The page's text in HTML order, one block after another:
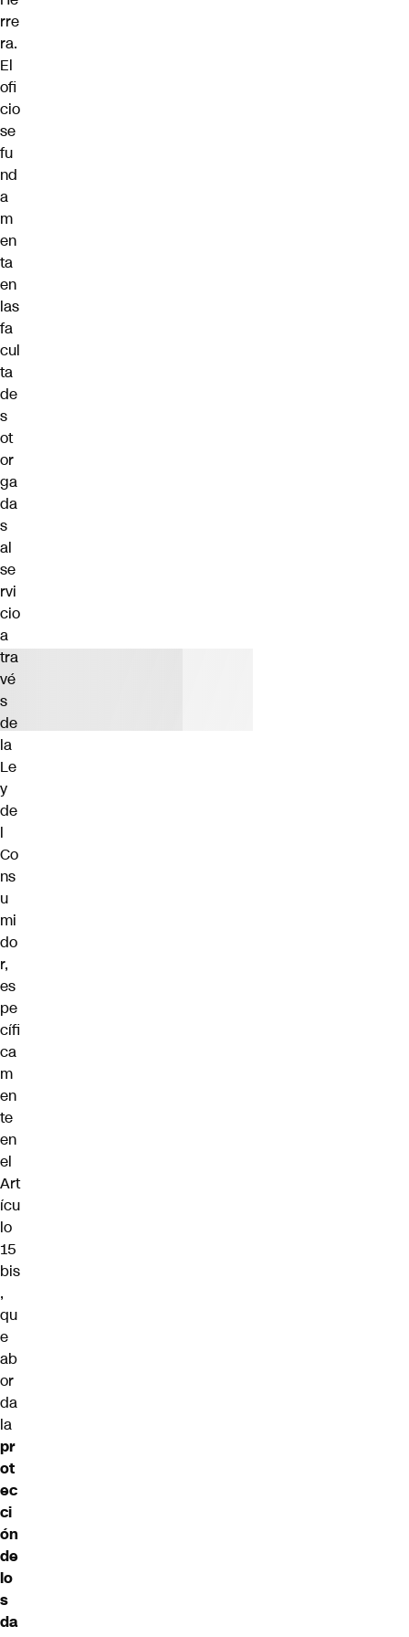
rre
ra.
El
ofi
cio
se
fu
nd
a
m
en
ta
en
las
fa
cul
ta
de
s
ot
or
ga
da
s
al
se
rvi
cio
a
tra
vé
s
de
la
Le
y
de
l
Co
ns
u
mi
do
r,
es
pe
cífi
ca
m
en
te
en
el
Art
ícu
lo
15
bis
,
qu
e
ab
or
da
la
pr
ot
ec
ci
ón
de
lo
s
da